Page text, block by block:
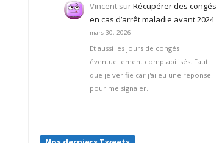
Vincent surRécupérer des congés
en cas d’arrêt maladie avant 2024
mars 30, 2026
Et aussi les jours de congés
éventuellement comptabilisés. Faut
que je vérifie car j'ai eu une réponse
pour me signaler…